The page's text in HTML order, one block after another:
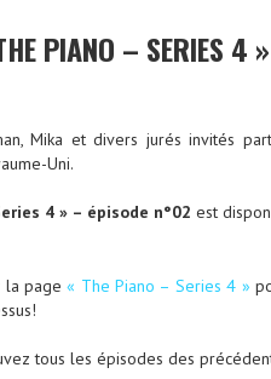
PIANO – SERIES 4
Mika et divers jurés invités
Uni.
4 » – épisode n°02 est
la page« The Piano – Series 4 »
tous les épisodes des